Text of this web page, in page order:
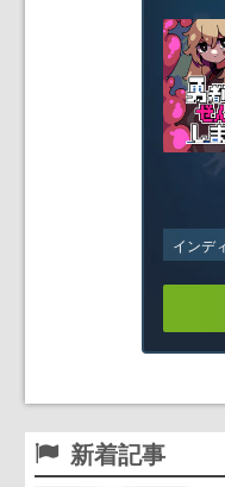
インデ
新着記事